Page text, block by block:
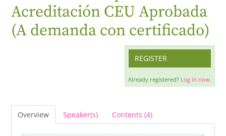
Acreditación CEU Aprobada
(A demanda con certificado)
REGISTER
Already registered? Log in now.
Overview Speaker(s) Contents (4)